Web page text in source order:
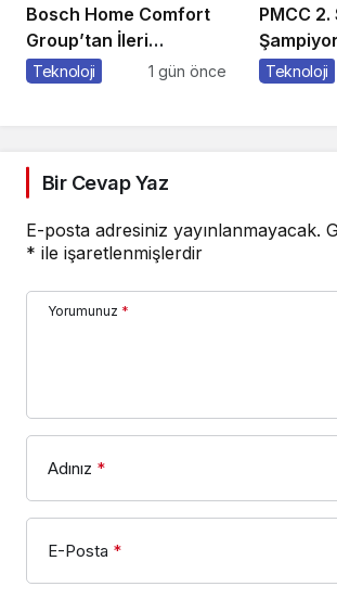
Bosch Home Comfort
Group’tan İleri
Teknoloji Hava
Teknoloji 1 gün önce
PMCC 2.
GOAT
Teknoloji
Bir Cevap Yaz
E-posta adresiniz yayınlanmayacak.
* ile işaretlenmişlerdir
Yorumunuz *
Adınız *
E-Posta *